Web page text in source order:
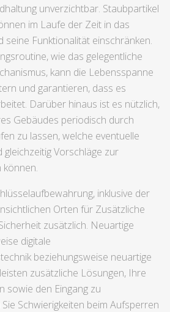
unverzichtbar. Staubpartikel
im Laufe der Zeit in das
seine Funktionalität einschränken.
wie das gelegentliche
kann die Lebensspanne
und garantieren, dass es
Darüber hinaus ist es nützlich,
Gebäudes periodisch durch
zu lassen, welche eventuelle
Vorschläge zur
können.
inklusive der
Orten für Zusätzliche
zusätzlich. Neuartige
digitale
beziehungsweise neuartige
zusätzliche Lösungen, Ihre
sowie den Eingang zu
Schwierigkeiten beim Aufsperren